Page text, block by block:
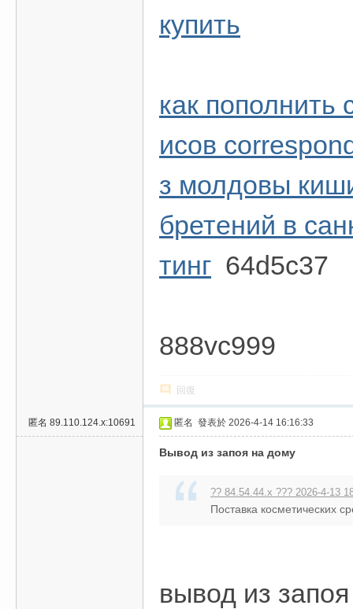
купить
как пополнить
исов
з молдовы
бретений в
тинг 64d5c37
888vc999
回復
匿名 89.110.124.x:10691 匿名 發表於 2026-4-14 16:16:33
Вывод из запоя на дому
?? 84.54.44.x ??? 2026-4-13
Поставка косметических
вывод из